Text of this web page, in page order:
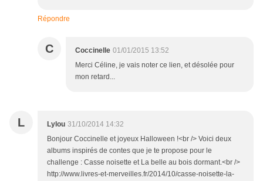
Répondre
C Coccinelle 01/01/2015 13:52
Merci Céline, je vais noter ce lien, et désolée pour
mon retard...
L Lylou 31/10/2014 14:32
Bonjour Coccinelle et joyeux Halloween !<br /> Voici deux
albums inspirés de contes que je te propose pour le
challenge : Casse noisette et La belle au bois dormant.<br />
http://www.livres-et-merveilles.fr/2014/10/casse-noisette-la-